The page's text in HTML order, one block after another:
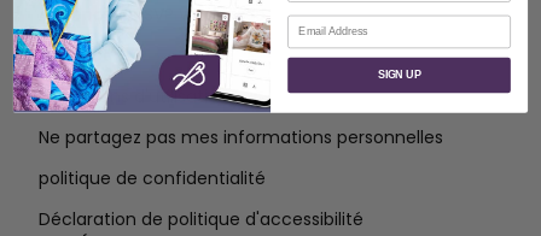
À propos de SVP Worldwide
Contact
Conditions d'utilisation
Ne partagez pas mes informations personnelles
politique de confidentialité
Déclaration de politique d'accessibilité
Courriel
SIGN UP